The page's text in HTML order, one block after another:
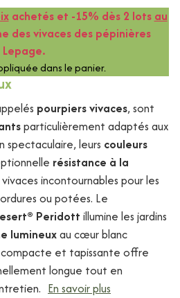
achetés et -15% dès 2 lots au
des vivaces des pépinières
Lepage.
dans le panier.
pourpiers vivaces, sont
particulièrement adaptés aux
spectaculaire, leurs couleurs
résistance à la
incontournables pour les
ou potées. Le
Peridott illumine les jardins
lumineuxau cœur blanc
et tapissante offre
longue tout en
En savoir plus